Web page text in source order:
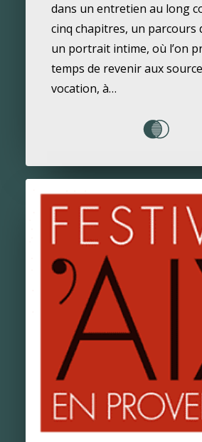
dans un entretien au long
cinq chapitres, un parcours
un portrait intime, où l’on
temps de revenir aux
vocation, à…